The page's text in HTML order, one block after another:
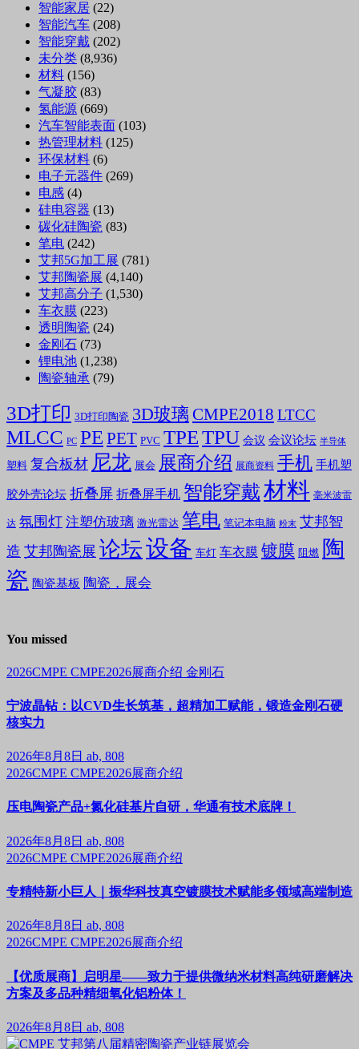
智能家居 (22)
智能汽车 (208)
智能穿戴 (202)
未分类 (8,936)
材料 (156)
气凝胶 (83)
氢能源 (669)
汽车智能表面 (103)
热管理材料 (125)
环保材料 (6)
电子元器件 (269)
电感 (4)
硅电容器 (13)
碳化硅陶瓷 (83)
笔电 (242)
艾邦5G加工展 (781)
艾邦陶瓷展 (4,140)
艾邦高分子 (1,530)
车衣膜 (223)
透明陶瓷 (24)
金刚石 (73)
锂电池 (1,238)
陶瓷轴承 (79)
3D打印 3D打印陶瓷 3D玻璃 CMPE2018 LTCC
MLCC PC PE PET PVC TPETPU 会议 会议论坛 半导体
塑料 复合板材 尼龙 展会 展商介绍 展商资料 手机 手机塑
胶外壳论坛 折叠屏 折叠屏手机 智能穿戴材料 毫米波雷
达 氛围灯 注塑仿玻璃 激光雷达 笔电 笔记本电脑 粉末 艾邦智
造 艾邦陶瓷展 论坛设备 车灯 车衣膜 镀膜 阻燃 陶
瓷 陶瓷基板 陶瓷，展会
You missed
2026CMPE CMPE2026展商介绍 金刚石
宁波晶钻：以CVD生长筑基，超精加工赋能，锻造金刚石硬
核实力
2026年8月8日 ab, 808
2026CMPE CMPE2026展商介绍
压电陶瓷产品+氮化硅基片自研，华通有技术底牌！
2026年8月8日 ab, 808
2026CMPE CMPE2026展商介绍
专精特新小巨人｜振华科技真空镀膜技术赋能多领域高端制造
2026年8月8日 ab, 808
2026CMPE CMPE2026展商介绍
【优质展商】启明星——致力于提供微纳米材料高纯研磨解决
方案及多品种精细氧化铝粉体！
2026年8月8日 ab, 808